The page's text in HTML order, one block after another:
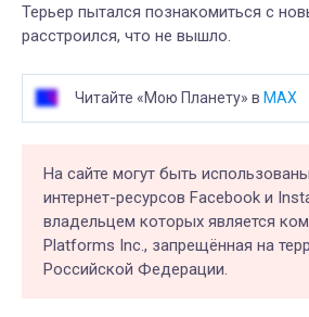
Терьер пытался познакомиться с
расстроился, что не вышло.
Читайте «Мою Планету» в MAX
На сайте могут быть
интернет-ресурсов Facebook и
владельцем которых является
Platforms Inc., запрещённая на
Российской Федерации.